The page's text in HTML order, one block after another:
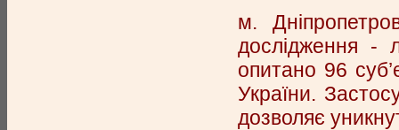
м.
дослідження -
опитано 96
України.
дозволяє